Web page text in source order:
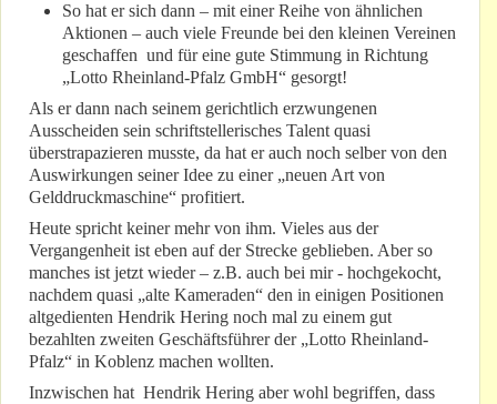
So hat er sich dann – mit einer Reihe von ähnlichen
Aktionen – auch viele Freunde bei den kleinen Vereinen
geschaffen und für eine gute Stimmung in Richtung
„Lotto Rheinland-Pfalz GmbH“ gesorgt!
Als er dann nach seinem gerichtlich erzwungenen
Ausscheiden sein schriftstellerisches Talent quasi
überstrapazieren musste, da hat er auch noch selber von den
Auswirkungen seiner Idee zu einer „neuen Art von
Gelddruckmaschine“ profitiert.
Heute spricht keiner mehr von ihm. Vieles aus der
Vergangenheit ist eben auf der Strecke geblieben. Aber so
manches ist jetzt wieder – z.B. auch bei mir - hochgekocht,
nachdem quasi „alte Kameraden“ den in einigen Positionen
altgedienten Hendrik Hering noch mal zu einem gut
bezahlten zweiten Geschäftsführer der „Lotto Rheinland-
Pfalz“ in Koblenz machen wollten.
Inzwischen hat Hendrik Hering aber wohl begriffen, dass